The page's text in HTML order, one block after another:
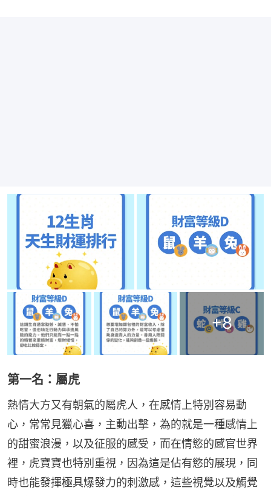
+8
第一名：屬虎
熱情大方又有朝氣的屬虎人，在感情上特別容易動
心，常常見獵心喜，主動出擊，為的就是一種感情上
的甜蜜浪漫，以及征服的感受，而在情慾的感官世界
裡，虎寶寶也特別重視，因為這是佔有慾的展現，同
時也能發揮極具爆發力的刺激感，這些視覺以及觸覺